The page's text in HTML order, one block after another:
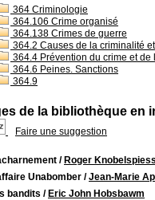
364 Criminologie
364.106 Crime organisé
364.138 Crimes de guerre
364.2 Causes de la criminalité
364.4 Prévention du crime et
364.6 Peines. Sanctions
364.9
de la bibliothèque en
Faire une suggestion
/ Roger
Unabomber /Jean-Marie
bandits / Eric John Hobsbawm